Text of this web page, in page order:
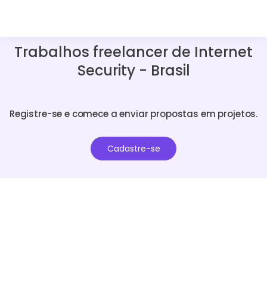
Trabalhos freelancer de Internet
Security - Brasil
Registre-se e comece a enviar propostas em projetos.
Cadastre-se